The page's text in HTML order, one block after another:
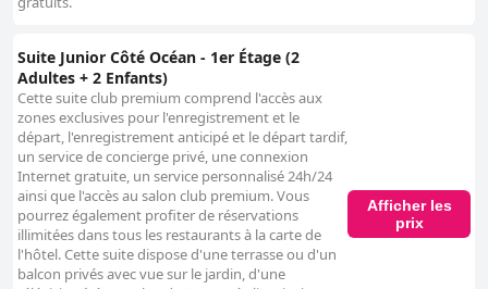
Suite Junior Côté Océan - 1er Étage (2
Adultes + 2 Enfants)
Cette suite club premium comprend l'accès aux
zones exclusives pour l'enregistrement et le
départ, l'enregistrement anticipé et le départ tardif,
un service de concierge privé, une connexion
Internet gratuite, un service personnalisé 24h/24
ainsi que l'accès au salon club premium. Vous
pourrez également profiter de réservations
illimitées dans tous les restaurants à la carte de
l'hôtel. Cette suite dispose d'une terrasse ou d'un
balcon privés avec vue sur le jardin, d'une
Afficher les
prix